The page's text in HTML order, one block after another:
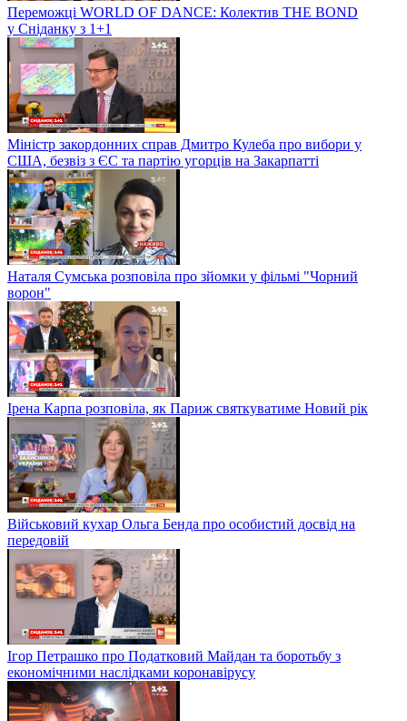
Переможці WORLD OF DANCE: Колектив THE BOND
у Сніданку з 1+1
Міністр закордонних справ Дмитро Кулеба про вибори у
США, безвіз з ЄС та партію угорців на Закарпатті
Наталя Сумська розповіла про зйомки у фільмі "Чорний
ворон"
Ірена Карпа розповіла, як Париж святкуватиме Новий рік
Військовий кухар Ольга Бенда про особистий досвід на
передовій
Ігор Петрашко про Податковий Майдан та боротьбу з
економічними наслідками коронавірусу